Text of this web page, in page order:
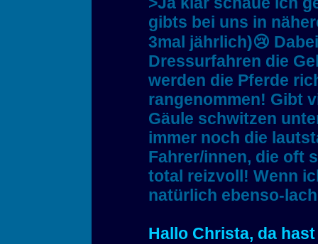
gibts bei uns in
3mal jährlich)😢
Dressurfahren die
werden die Pferde
rangenommen! Gibt
Gäule schwitzen
immer noch die
Fahrer/innen, die oft
total reizvoll! Wenn
natürlich ebenso-
Hallo Christa, da